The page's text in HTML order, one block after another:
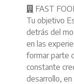
FAST
Tu objetivo
detrás del
en las
formar parte
constante
desarrollo,